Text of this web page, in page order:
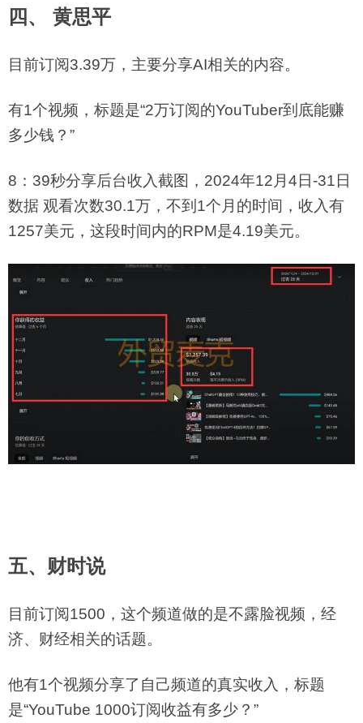
四、 黄思平
目前订阅3.39万，主要分享AI相关的内容。
有1个视频，标题是“2万订阅的YouTuber到底能赚
多少钱？”
8：39秒分享后台收入截图，2024年12月4日-31日
数据 观看次数30.1万，不到1个月的时间，收入有
1257美元，这段时间内的RPM是4.19美元。
五、财时说
目前订阅1500，这个频道做的是不露脸视频，经
济、财经相关的话题。
他有1个视频分享了自己频道的真实收入， 标题
是“YouTube 1000订阅收益有多少？”